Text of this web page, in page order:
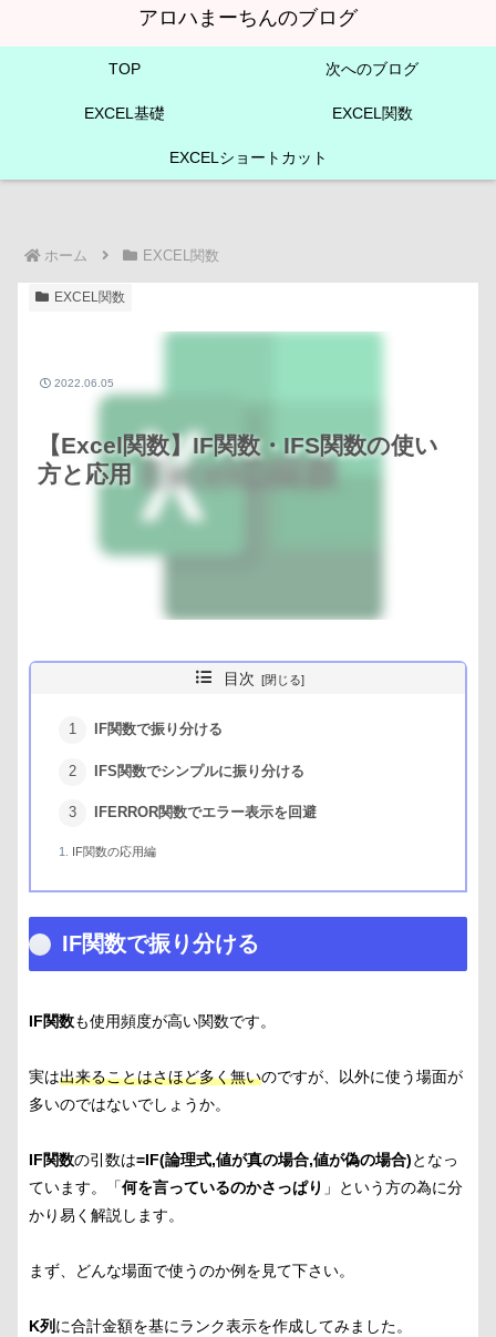
アロハまーちんのブログ
TOP 次へのブログ
EXCEL基礎 EXCEL関数
EXCELショートカット
ホーム EXCEL関数
EXCEL関数
【Excel関数】IF関数・IFS関数の使い
方と応用
2022.06.05
目次
IF関数で振り分ける
IFS関数でシンプルに振り分ける
IFERROR関数でエラー表示を回避
IF関数の応用編
IF関数で振り分ける
IF関数も使用頻度が高い関数です。
実は出来ることはさほど多く無いのですが、以外に使う場面が
多いのではないでしょうか。
IF関数の引数は=IF(論理式,値が真の場合,値が偽の場合)となっ
ています。「何を言っているのかさっぱり 」という方の為に分
かり易く解説します。
まず、どんな場面で使うのか例を見て下さい。
K列 に合計金額を基にランク表示を作成してみました。